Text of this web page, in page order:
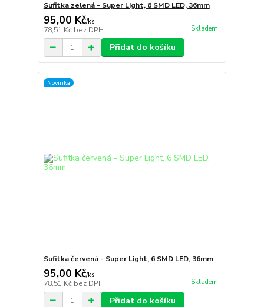
Sufitka zelená - Super Light, 6 SMD LED, 36mm
95,00 Kč/ks
78,51 Kč bez DPH Skladem
Přidat do košíku
Novinka
Sufitka červená - Super Light, 6 SMD LED, 36mm
95,00 Kč/ks
78,51 Kč bez DPH Skladem
Přidat do košíku